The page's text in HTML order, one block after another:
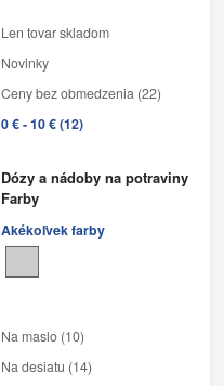
Len tovar skladom
Novinky
Ceny bez obmedzenia (22)
0 € - 10 € (12)
Dózy a nádoby na potraviny
Farby
Akékoľvek farby
Na maslo (10)
Na desiatu (14)